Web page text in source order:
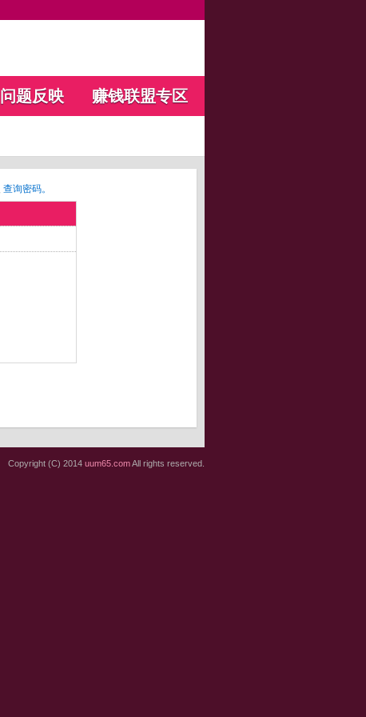
问题反映 赚钱联盟专区
查询密码。
Copyright (C) 2014 uum65.comAll rights reserved.